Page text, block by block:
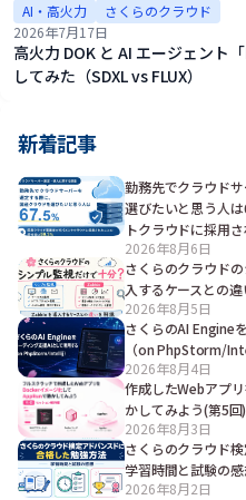
AI・高火力
さくらのクラウド
2026年7月17日
高火力 DOK と AI エージェント
してみた（SDXL vs FLUX）
新着記事
勤務先でクラウド
選びたいと思う人
トクラウドに採用
2026年8月6日
さくらのクラウド
入するケースとの
2026年8月5日
さくらのAI Engine
（on PhpStorm/
2026年8月4日
作成したWebアプ
かしてみよう(第5
2026年8月3日
さくらのクラウド
学習時間と試験の
2026年8月2日